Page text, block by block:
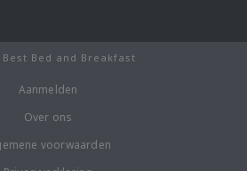
Best Bed and Breakfast
Aanmelden
Over ons
voorwaarden